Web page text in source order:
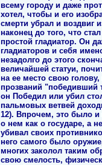
всему городу и даже
хотел, чтобы и его
смерти убрал и воздвиг
наконец до того, что
простой гладиатор. Он
гладиаторов и себя
незадолго до этого
величайшей статуи,
на ее место свою
прозваний "победивший
он Победил или убил
пальмовых ветвей
12). Впрочем, это было и
о нем как о государе, а
убивал своих
него самого было
многих заколол таким
свою смелость,